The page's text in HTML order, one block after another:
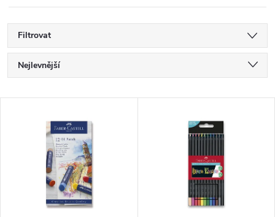
Filtrovat
Ř
a
Nejlevnější
Abecedně